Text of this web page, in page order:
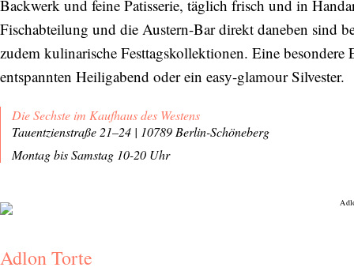
Backwerk und feine Patisserie, täglich frisch und in
Fischabteilung und die Austern-Bar direkt daneben sind
zudem kulinarische Festtagskollektionen. Eine
entspannten Heiligabend oder ein easy-glamour Silvester.
Die Sechste im Kaufhaus des Westens
Tauentzienstraße 21–24 | 10789 Berlin-Schöneberg
Montag bis Samstag 10-20 Uhr
Adlon Torte